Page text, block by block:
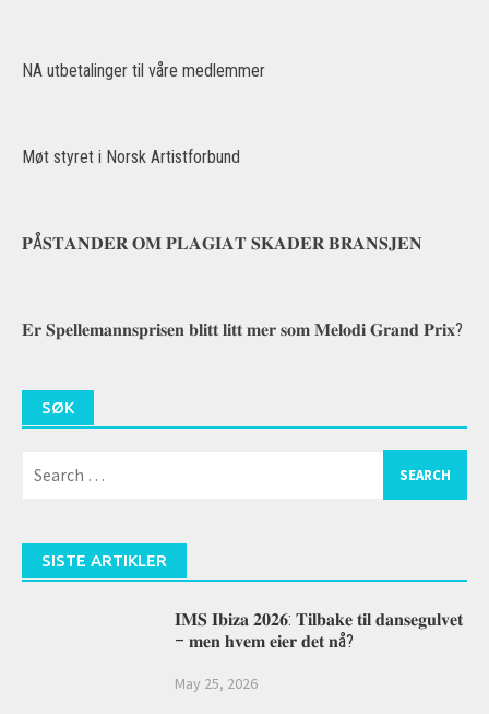
NA utbetalinger til våre medlemmer
Møt styret i Norsk Artistforbund
𝐏Å𝐒𝐓𝐀𝐍𝐃𝐄𝐑 𝐎𝐌 𝐏𝐋𝐀𝐆𝐈𝐀𝐓 𝐒𝐊𝐀𝐃𝐄𝐑 𝐁𝐑𝐀𝐍𝐒𝐉𝐄𝐍
𝐄𝐫 𝐒𝐩𝐞𝐥𝐥𝐞𝐦𝐚𝐧𝐧𝐬𝐩𝐫𝐢𝐬𝐞𝐧 𝐛𝐥𝐢𝐭𝐭 𝐥𝐢𝐭𝐭 𝐦𝐞𝐫 𝐬𝐨𝐦 𝐌𝐞𝐥𝐨𝐝𝐢 𝐆𝐫𝐚𝐧𝐝 𝐏𝐫𝐢𝐱?
SØK
for:
SISTE ARTIKLER
𝐈𝐌𝐒 𝐈𝐛𝐢𝐳𝐚 𝟐𝟎𝟐𝟔: 𝐓𝐢𝐥𝐛𝐚𝐤𝐞 𝐭𝐢𝐥 𝐝𝐚𝐧𝐬𝐞𝐠𝐮𝐥𝐯𝐞𝐭
– 𝐦𝐞𝐧 𝐡𝐯𝐞𝐦 𝐞𝐢𝐞𝐫 𝐝𝐞𝐭 𝐧å?
May 25, 2026